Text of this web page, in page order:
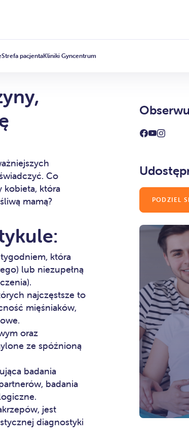
Strefa pacjentaKliniki Gyncentrum
Co
kobieta, która
mamą?
która
lub niezupełną
najczęstsze to
mięśniaków,
oraz
ze spóźnioną
badania
badania
jest
diagnostyki
PODZIEL